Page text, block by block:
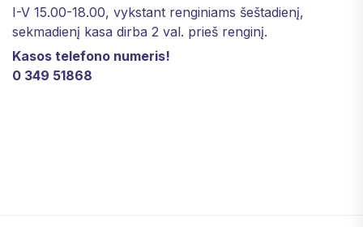
I-V 15.00-18.00, vykstant renginiams šeštadienį,
sekmadienį kasa dirba 2 val. prieš renginį.
Kasos telefono numeris!
0 349 51868